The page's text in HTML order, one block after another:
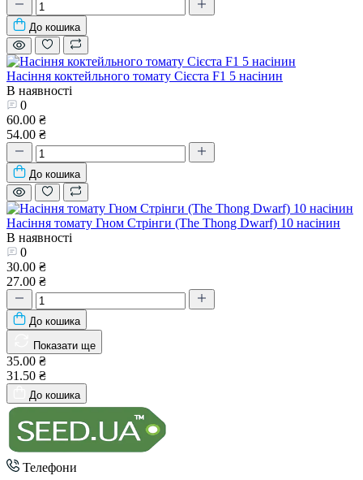
До кошика
Насіння коктейльного томату Сієста F1 5 насінин
В наявності
0
60.00 ₴
54.00 ₴
До кошика
Насіння томату Гном Стрінги (The Thong Dwarf) 10 насінин
В наявності
0
30.00 ₴
27.00 ₴
До кошика
Показати ще
35.00 ₴
31.50 ₴
До кошика
Телефони